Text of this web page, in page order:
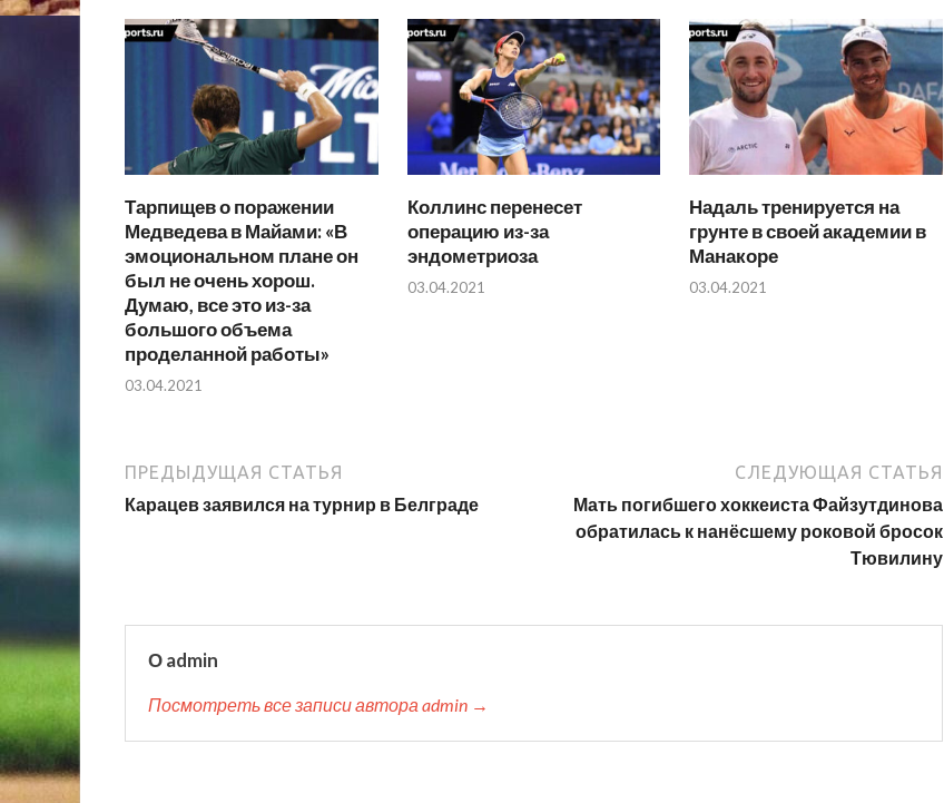
Тарпищев о поражении
Медведева в Майами: «В
эмоциональном плане он
был не очень хорош.
Думаю, все это из-за
большого объема
проделанной работы»
03.04.2021
Коллинс перенесет
операцию из-за
эндометриоза
03.04.2021
Надаль тренируется на
грунте в своей академии в
Манакоре
03.04.2021
ПРЕДЫДУЩАЯ СТАТЬЯ
Карацев заявился на турнир в Белграде
СЛЕДУЮЩАЯ СТАТЬЯ
Мать погибшего хоккеиста Файзутдинова
обратилась к нанёсшему роковой бросок
Тювилину
О admin
Посмотреть все записи автора admin →